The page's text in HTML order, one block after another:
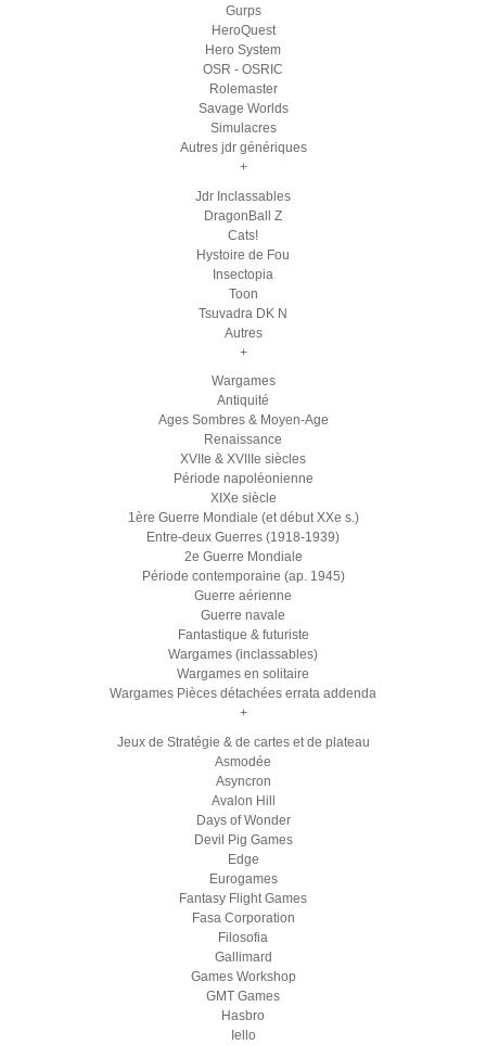
Gurps
HeroQuest
Hero System
OSR - OSRIC
Rolemaster
Savage Worlds
Simulacres
Autres jdr génériques
+
Jdr Inclassables
DragonBall Z
Cats!
Hystoire de Fou
Insectopia
Toon
Tsuvadra DK N
Autres
+
Wargames
Antiquité
Ages Sombres & Moyen-Age
Renaissance
XVIIe & XVIIIe siècles
Période napoléonienne
XIXe siècle
1ère Guerre Mondiale (et début XXe s.)
Entre-deux Guerres (1918-1939)
2e Guerre Mondiale
Période contemporaine (ap. 1945)
Guerre aérienne
Guerre navale
Fantastique & futuriste
Wargames (inclassables)
Wargames en solitaire
Wargames Pièces détachées errata addenda
+
Jeux de Stratégie & de cartes et de plateau
Asmodée
Asyncron
Avalon Hill
Days of Wonder
Devil Pig Games
Edge
Eurogames
Fantasy Flight Games
Fasa Corporation
Filosofia
Gallimard
Games Workshop
GMT Games
Hasbro
Iello